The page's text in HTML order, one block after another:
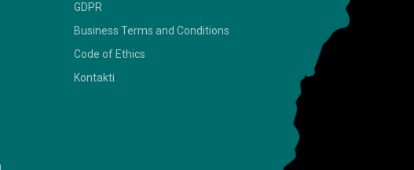
GDPR
Business Terms and Conditions
Code of Ethics
Kontakti